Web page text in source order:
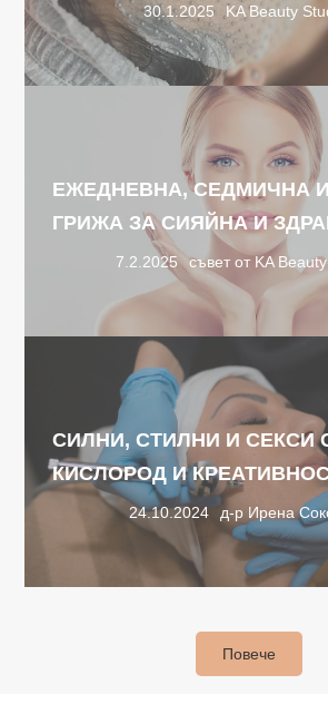
30.1.2025 KA Beauty
ЕЖЕДНЕВНА, СЕДМИЧНА
ГРИЖА ЗА СИЯЙНА И
7.2.2025 съвет от KA
СИЛНИ, СТИЛНИ И СЕКСИ
КИСЛОРОД И
24.10.2024 д-р Ирена
Повече